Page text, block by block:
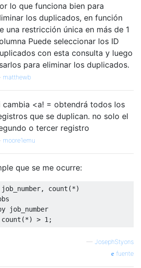
lo que funciona bien para
los duplicados, en función
una restricción única en más de 1
Puede seleccionar los ID
con esta consulta y luego
para eliminar los duplicados.
matthewb
cambia <a! = obtendrá todos los
que se duplican. no solo el
o tercer registro
moore1emu
que se me ocurre:
job_number, count (*)
job_number
count (*) > 1 ;
— JosephStyons
fuente